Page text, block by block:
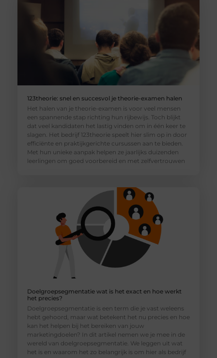
123theorie: snel en succesvol je theorie-examen halen
Het halen van je theorie-examen is voor veel mensen
een spannende stap richting hun rijbewijs. Toch blijkt
dat veel kandidaten het lastig vinden om in één keer te
slagen. Het bedrijf 123theorie speelt hier slim op in door
efficiënte en praktijkgerichte cursussen aan te bieden.
Met hun unieke aanpak helpen ze jaarlijks duizenden
leerlingen om goed voorbereid en met zelfvertrouwen
Doelgroepsegmentatie wat is het exact en hoe werkt
het precies?
Doelgroepsegmentatie is een term die je vast weleens
hebt gehoord, maar wat betekent het nu precies en hoe
kan het helpen bij het bereiken van jouw
marketingdoelen? In dit artikel nemen we je mee in de
wereld van doelgroepsegmentatie. We leggen uit wat
het is en waarom het zo belangrijk is om hier als bedrijf